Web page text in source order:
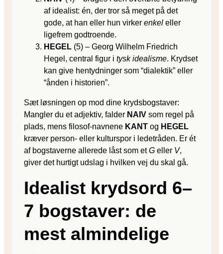
af idealist: én, der tror så meget på det
gode, at han eller hun virker enkel eller
ligefrem godtroende.
HEGEL (5) – Georg Wilhelm Friedrich
Hegel, central figur i tysk idealisme. Krydset
kan give hentydninger som “dialektik” eller
“ånden i historien”.
Sæt løsningen op mod dine krydsbogstaver:
Mangler du et adjektiv, falder NAIV som regel på
plads, mens filosof-navnene KANT og HEGEL
kræver person- eller kulturspor i ledetråden. Er ét
af bogstaverne allerede låst som etG eller V,
giver det hurtigt udslag i hvilken vej du skal gå.
Idealist krydsord 6–
7 bogstaver: de
mest almindelige